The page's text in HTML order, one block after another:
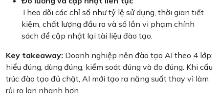
Theo dõi các chỉ số như tỷ lệ sử dụng, thời gian tiết
kiệm, chất lượng đầu ra và số lần vi phạm chính
sách để cập nhật lại tài liệu đào tạo.
Key takeaway: Doanh nghiệp nên đào tạo AI theo 4 lớp:
hiểu đúng, dùng đúng, kiểm soát đúng và đo đúng. Khi cấu
trúc đào tạo đủ chặt, AI mới tạo ra năng suất thay vì làm
rủi ro lan nhanh hơn.